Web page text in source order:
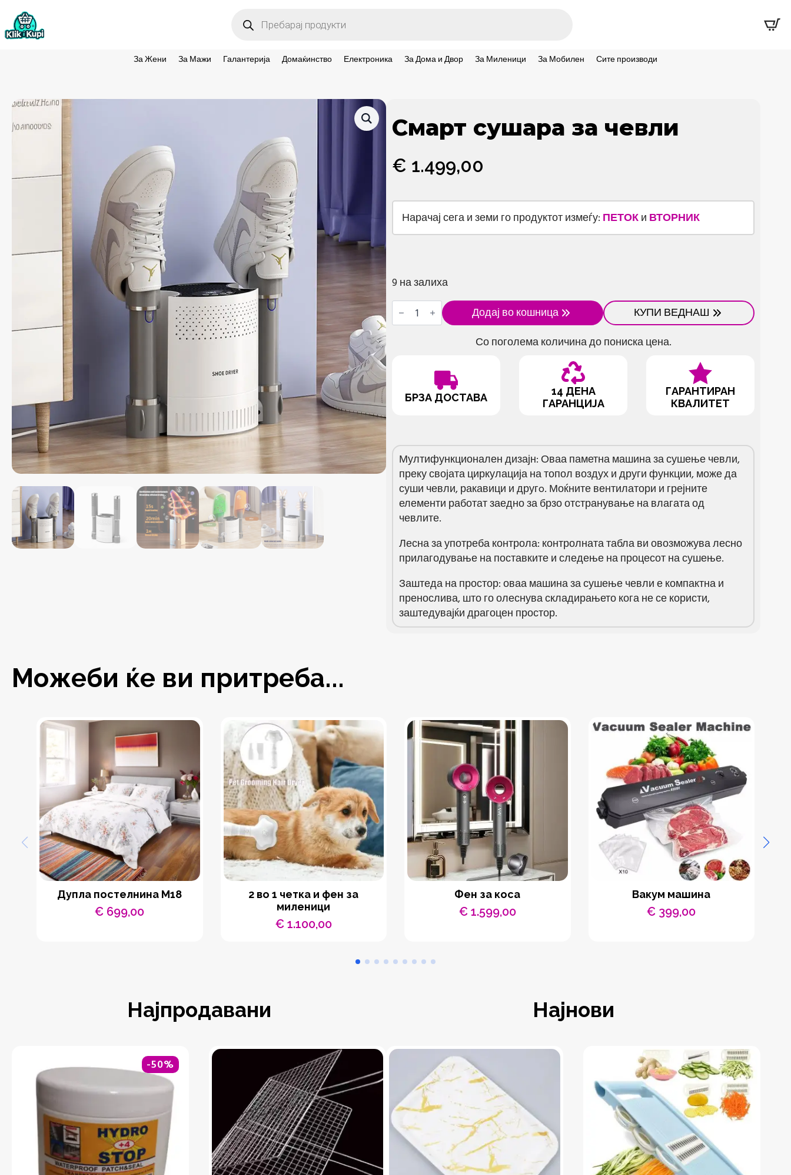
search
За Жени За Мажи Галантерија Домаќинство Електроника За Дома и Двор За Миленици За Мобилен Сите производи
Смарт сушара за чевли
€ 1.499,00
Нарачај сега и земи го продуктот измеѓу: ПЕТОК и ВТОРНИК
9 на залиха
Смарт
сушара
за
Додај во кошница
КУПИ ВЕДНАШ
Со поголема количина до пониска цена.
БРЗА ДОСТАВА
14 ДЕНА
ГАРАНЦИЈА
ГАРАНТИРАН
КВАЛИТЕТ
Мултифункционален дизајн: Оваа паметна машина за сушење чевли,
преку својата циркулација на топол воздух и други функции, може да
суши чевли, ракавици и другo. Моќните вентилатори и грејните
елементи работат заедно за брзо отстранување на влагата од
чевлите.
Лесна за употреба контрола: контролната табла ви овозможува лесно
прилагодување на поставките и следење на процесот на сушење.
Заштеда на простор: оваа машина за сушење чевли е компактна и
пренослива, што го олеснува складирањето кога не се користи,
заштедувајќи драгоцен простор.
Можеби ќе ви притреба...
Дупла постелнина М18
€ 699,00
2 во 1 четка и фен за
миленици
€1.100,00
Фен за коса
€1.599,00
Вакум машина
€ 399,00
Најпродавани
-50%
Најнови